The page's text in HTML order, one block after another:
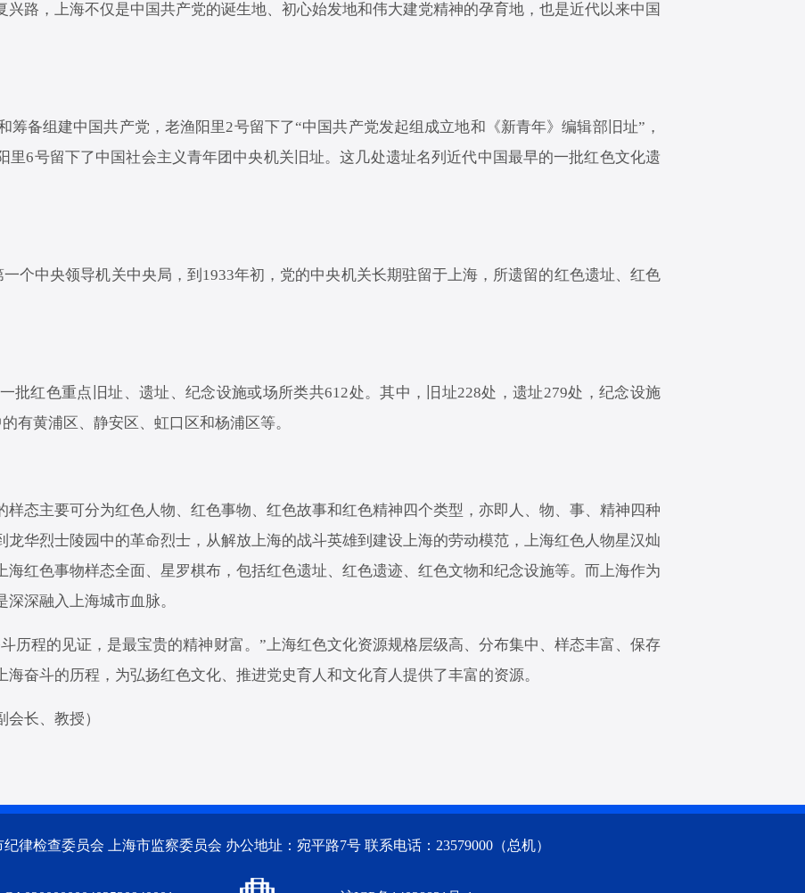
兴路，上海不仅是中国共产党的诞生地、初心始发地和伟大建党精神的孕育地，也是近代以来中国
筹备组建中国共产党，老渔阳里2号留下了“中国共产党发起组成立地和《新青年》编辑部旧址”，
里6号留下了中国社会主义青年团中央机关旧址。这几处遗址名列近代中国最早的一批红色文化遗
个中央领导机关中央局，到1933年初，党的中央机关长期驻留于上海，所遗留的红色遗址、红色
批红色重点旧址、遗址、纪念设施或场所类共612处。其中，旧址228处，遗址279处，纪念设施
有黄浦区、静安区、虹口区和杨浦区等。
样态主要可分为红色人物、红色事物、红色故事和红色精神四个类型，亦即人、物、事、精神四种
华烈士陵园中的革命烈士，从解放上海的战斗英雄到建设上海的劳动模范，上海红色人物星汉灿
红色事物样态全面、星罗棋布，包括红色遗址、红色遗迹、红色文物和纪念设施等。而上海作为
深融入上海城市血脉。
历程的见证，是最宝贵的精神财富。”上海红色文化资源规格层级高、分布集中、样态丰富、保存
奋斗的历程，为弘扬红色文化、推进党史育人和文化育人提供了丰富的资源。
会长、教授）
律检查委员会 上海市监察委员会 办公地址：宛平路7号 联系电话：23579000（总机）